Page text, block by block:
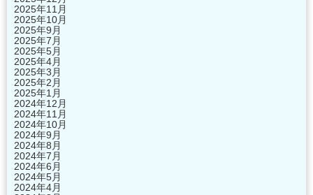
2025年11月
2025年10月
2025年9月
2025年7月
2025年5月
2025年4月
2025年3月
2025年2月
2025年1月
2024年12月
2024年11月
2024年10月
2024年9月
2024年8月
2024年7月
2024年6月
2024年5月
2024年4月